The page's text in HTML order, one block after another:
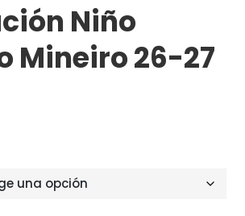
Niño
Mineiro 26-27